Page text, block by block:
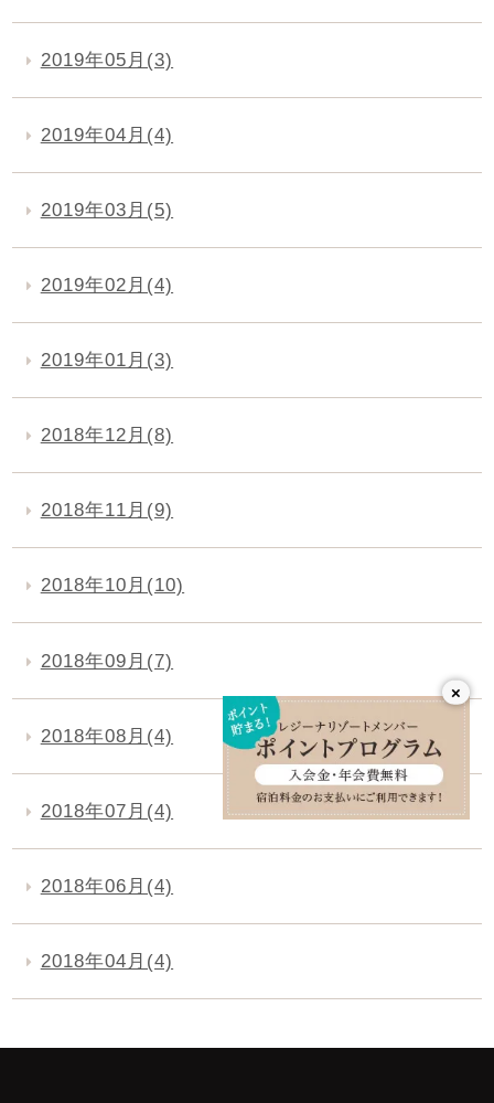
2019年05月(3)
2019年04月(4)
2019年03月(5)
2019年02月(4)
2019年01月(3)
2018年12月(8)
2018年11月(9)
2018年10月(10)
2018年09月(7)
2018年08月(4)
2018年07月(4)
2018年06月(4)
2018年04月(4)
×